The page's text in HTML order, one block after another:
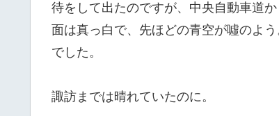
待をして出たのですが、中央自動車道
面は真っ白で、先ほどの青空が噓のよ
でした。
諏訪までは晴れていたのに。